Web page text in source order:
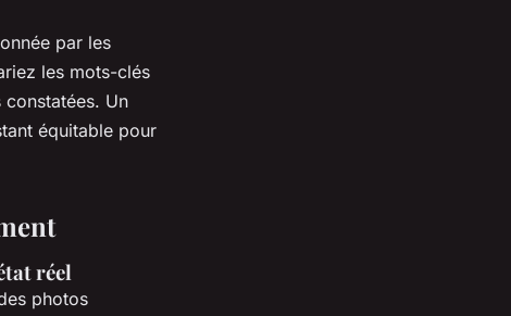
par les
les mots-clés
Un
équitable pour
réel
photos